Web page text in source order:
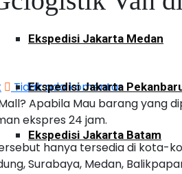
Ekspedisi Jakarta Medan
Ekspedisi Jakarta
Ekspedisi Jakarta Batam
Tidak ada komentar
Apabila Mau barang yang
ekspres 24 jam.
hanya tersedia di kota-
Surabaya, Medan,